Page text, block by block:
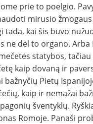
prie to poelgio.
mirusio
tada, kai šis buvo
ne dėl to organo. Arba
statybos,
kaip dovaną ir
bažnyčių Pietų
kaip ir nemažai
šventyklų.
Romoje. Panaši